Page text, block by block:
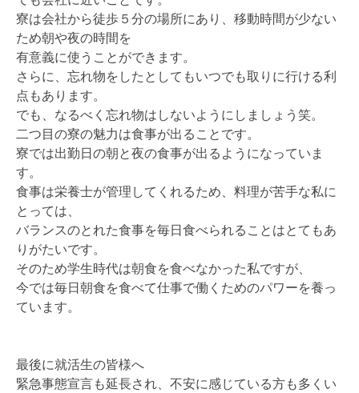
寮は会社から徒歩５分の場所にあり、移動時間が少ない
ため朝や夜の時間を
有意義に使うことができます。
さらに、忘れ物をしたとしてもいつでも取りに行ける利
点もあります。
でも、なるべく忘れ物はしないようにしましょう笑。
二つ目の寮の魅力は食事が出ることです。
寮では出勤日の朝と夜の食事が出るようになっていま
す。
食事は栄養士が管理してくれるため、料理が苦手な私に
とっては、
バランスのとれた食事を毎日食べられることはとてもあ
りがたいです。
そのため学生時代は朝食を食べなかった私ですが、
今では毎日朝食を食べて仕事で働くためのパワーを養っ
ています。
最後に就活生の皆様へ
緊急事態宣言も延長され、不安に感じている方も多くい